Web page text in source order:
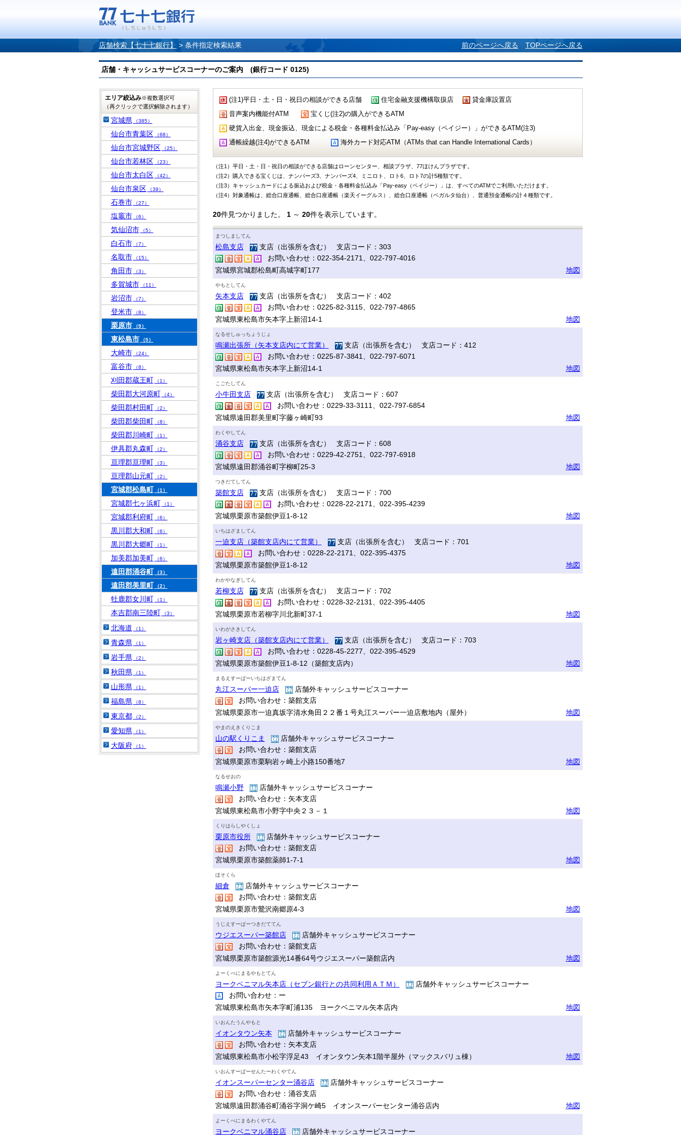
店舗検索【七十七銀行】 > 条件指定検索結果 前のページへ戻る TOPページへ戻る
店舗・キャッシュサービスコーナーのご案内 (銀行コード 0125)
(注1)平日・土・日・祝日の相談ができる店舗 住宅金融支援機構取扱店
貸金庫設置店
音声案内機能付ATM
宝くじ(注2)の購入ができるATM
硬貨入出金、現金振込、現金による税金・各種料金払込み「Pay-easy（ペイジー）」ができるATM(注3)
通帳繰越(注4)ができるATM
海外カード対応ATM（ATMs that can Handle International Cards）
（注1）平日・土・日・祝日の相談ができる店舗はローンセンター、相談プラザ、77ほけんプラザです。
（注2）購入できる宝くじは、ナンバーズ3、ナンバーズ4、ミニロト、ロト6、ロト7の計5種類です。
（注3）キャッシュカードによる振込および税金・各種料金払込み「Pay-easy（ペイジー）」は、すべてのATMでご利用いただけます。
（注4）対象通帳は、総合口座通帳、総合口座通帳（楽天イーグルス）、総合口座通帳（ベガルタ仙台）、普通預金通帳の計４種類です。
20件見つかりました。 1～ 20件を表示しています。
まつしましてん
松島支店
支店（出張所を含む） 支店コード：303
お問い合わせ：022-354-2171、022-797-4016
宮城県宮城郡松島町高城字町177
地図
やもとしてん
矢本支店
支店（出張所を含む） 支店コード：402
お問い合わせ：0225-82-3115、022-797-4865
宮城県東松島市矢本字上新沼14-1
地図
なるせしゅっちょうじょ
鳴瀬出張所（矢本支店内にて営業）
支店（出張所を含む） 支店コード：412
お問い合わせ：0225-87-3841、022-797-6071
宮城県東松島市矢本字上新沼14-1
地図
こごたしてん
小牛田支店
支店（出張所を含む） 支店コード：607
お問い合わせ：0229-33-3111、022-797-6854
宮城県遠田郡美里町字藤ヶ崎町93
地図
わくやしてん
涌谷支店
支店（出張所を含む） 支店コード：608
お問い合わせ：0229-42-2751、022-797-6918
宮城県遠田郡涌谷町字柳町25-3
地図
つきだてしてん
築館支店
支店（出張所を含む） 支店コード：700
お問い合わせ：0228-22-2171、022-395-4239
宮城県栗原市築館伊豆1-8-12
地図
いちはざましてん
一迫支店（築館支店内にて営業）
支店（出張所を含む） 支店コード：701
お問い合わせ：0228-22-2171、022-395-4375
宮城県栗原市築館伊豆1-8-12
地図
わかやなぎしてん
若柳支店
支店（出張所を含む） 支店コード：702
お問い合わせ：0228-32-2131、022-395-4405
宮城県栗原市若柳字川北新町37-1
地図
いわがさきしてん
岩ヶ崎支店（築館支店内にて営業）
支店（出張所を含む） 支店コード：703
お問い合わせ：0228-45-2277、022-395-4529
宮城県栗原市築館伊豆1-8-12（築館支店内）
地図
まるえすーぱーいちはざまてん
丸江スーパー一迫店
店舗外キャッシュサービスコーナー
お問い合わせ：築館支店
宮城県栗原市一迫真坂字清水角田２２番１号丸江スーパー一迫店敷地内（屋外）
地図
やまのえきくりこま
山の駅くりこま
店舗外キャッシュサービスコーナー
お問い合わせ：築館支店
宮城県栗原市栗駒岩ヶ崎上小路150番地7
地図
なるせおの
鳴瀬小野
店舗外キャッシュサービスコーナー
お問い合わせ：矢本支店
宮城県東松島市小野字中央２３－１
地図
くりはらしやくしょ
栗原市役所
店舗外キャッシュサービスコーナー
お問い合わせ：築館支店
宮城県栗原市築館薬師1-7-1
地図
ほそくら
細倉
店舗外キャッシュサービスコーナー
お問い合わせ：築館支店
宮城県栗原市鶯沢南郷原4-3
地図
うじえすーぱーつきだててん
ウジエスーパー築館店
店舗外キャッシュサービスコーナー
お問い合わせ：築館支店
宮城県栗原市築館源光14番64号ウジエスーパー築館店内
地図
よーくべにまるやもとてん
ヨークベニマル矢本店（セブン銀行との共同利用ＡＴＭ）
店舗外キャッシュサービスコーナー
お問い合わせ：ー
宮城県東松島市矢本字町浦135 ヨークベニマル矢本店内
地図
いおんたうんやもと
イオンタウン矢本
店舗外キャッシュサービスコーナー
お問い合わせ：矢本支店
宮城県東松島市小松字浮足43 イオンタウン矢本1階半屋外（マックスバリュ棟）
地図
いおんすーぱーせんたーわくやてん
イオンスーパーセンター涌谷店
店舗外キャッシュサービスコーナー
お問い合わせ：涌谷支店
宮城県遠田郡涌谷町涌谷字洞ケ崎5 イオンスーパーセンター涌谷店内
地図
よーくべにまるわくやてん
ヨークベニマル涌谷店 店舗外キャッシュサービスコーナー
エリア絞込み※複数選択可
（再クリックで選択解除されます）
宮城県 （385）
仙台市青葉区 （68）
仙台市宮城野区 （25）
仙台市若林区 （23）
仙台市太白区 （42）
仙台市泉区 （39）
石巻市 （27）
塩竈市 （6）
気仙沼市 （5）
白石市 （7）
名取市 （15）
角田市 （3）
多賀城市 （11）
岩沼市 （7）
登米市 （8）
栗原市 （9）
東松島市 （5）
大崎市 （24）
富谷市 （8）
刈田郡蔵王町 （1）
柴田郡大河原町 （4）
柴田郡村田町 （2）
柴田郡柴田町 （8）
柴田郡川崎町 （1）
伊具郡丸森町 （2）
亘理郡亘理町 （3）
亘理郡山元町 （2）
宮城郡松島町 （1）
宮城郡七ヶ浜町 （1）
宮城郡利府町 （6）
黒川郡大和町 （6）
黒川郡大郷町 （1）
加美郡加美町 （6）
遠田郡涌谷町 （3）
遠田郡美里町 （2）
牡鹿郡女川町 （1）
本吉郡南三陸町 （3）
北海道 （1）
青森県 （1）
岩手県 （2）
秋田県 （1）
山形県 （1）
福島県 （8）
東京都 （2）
愛知県 （1）
大阪府 （1）